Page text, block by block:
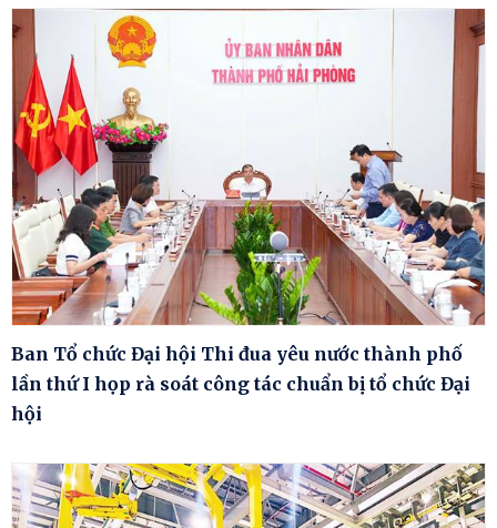
Ban Tổ chức Đại hội Thi đua yêu nước thành phố
lần thứ I họp rà soát công tác chuẩn bị tổ chức Đại
hội